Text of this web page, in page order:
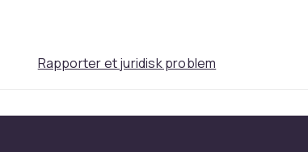
Rapporter et juridisk problem